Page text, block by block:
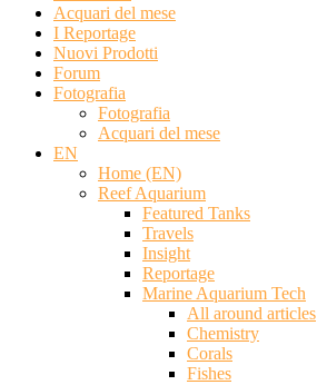
Acquari del mese
I Reportage
Nuovi Prodotti
Forum
Fotografia
Fotografia
Acquari del mese
EN
Home (EN)
Reef Aquarium
Featured Tanks
Travels
Insight
Reportage
Marine Aquarium Tech
All around articles
Chemistry
Corals
Fishes